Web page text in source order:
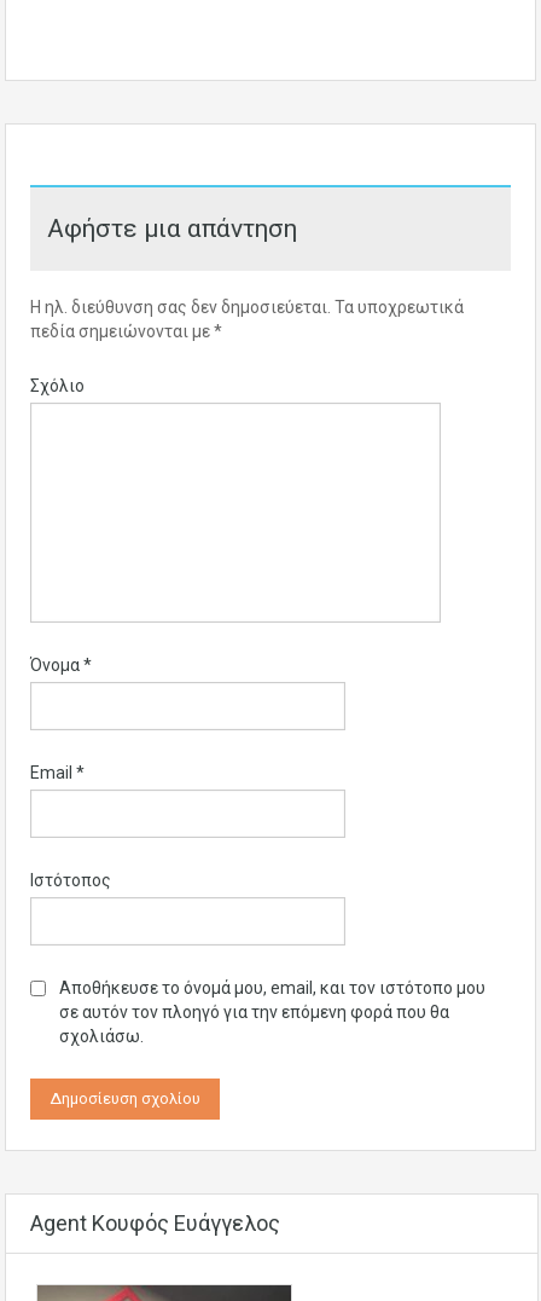
Αφήστε μια απάντηση
Η ηλ. διεύθυνση σας δεν δημοσιεύεται. Τα υποχρεωτικά
πεδία σημειώνονται με*
Σχόλιο
Όνομα*
Email *
Ιστότοπος
Αποθήκευσε το όνομά μου, email, και τον ιστότοπο μου
σε αυτόν τον πλοηγό για την επόμενη φορά που θα
σχολιάσω.
Agent Κουφός Ευάγγελος